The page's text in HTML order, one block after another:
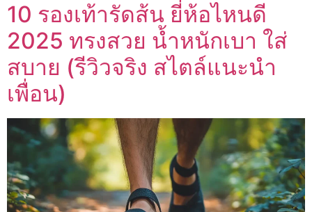
10 รองเท้ารัดส้น ยี่ห้อไหนดี
2025 ทรงสวย น้ำหนักเบา ใส่
สบาย (รีวิวจริง สไตล์แนะนำ
เพื่อน)